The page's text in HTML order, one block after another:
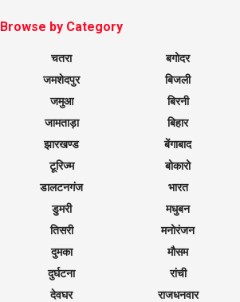
Browse by Category
चतरा
जमशेदपुर
जमुआ
जामताड़ा
झारखण्ड
टूरिज्म
डालटनगंज
डुमरी
तिसरी
दुमका
दुर्घटना
देवघर
बगोदर
बिजली
बिरनी
बिहार
बेंगाबाद
बोकारो
भारत
मधुबन
मनोरंजन
मौसम
रांची
राजधनवार